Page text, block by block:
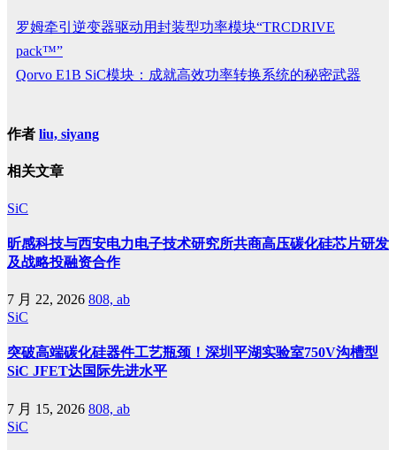
罗姆牵引逆变器驱动用封装型功率模块“TRCDRIVE
pack™”
Qorvo E1B SiC模块：成就高效功率转换系统的秘密武器
作者 liu, siyang
相关文章
SiC
昕感科技与西安电力电子技术研究所共商高压碳化硅芯片研发
及战略投融资合作
7 月 22, 2026 808, ab
SiC
突破高端碳化硅器件工艺瓶颈！深圳平湖实验室750V沟槽型
SiC JFET达国际先进水平
7 月 15, 2026 808, ab
SiC